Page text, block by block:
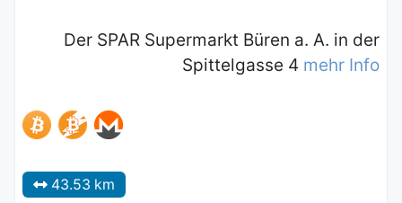
Der SPAR Supermarkt Büren a. A. in der
Spittelgasse 4 mehr Info
43.53 km